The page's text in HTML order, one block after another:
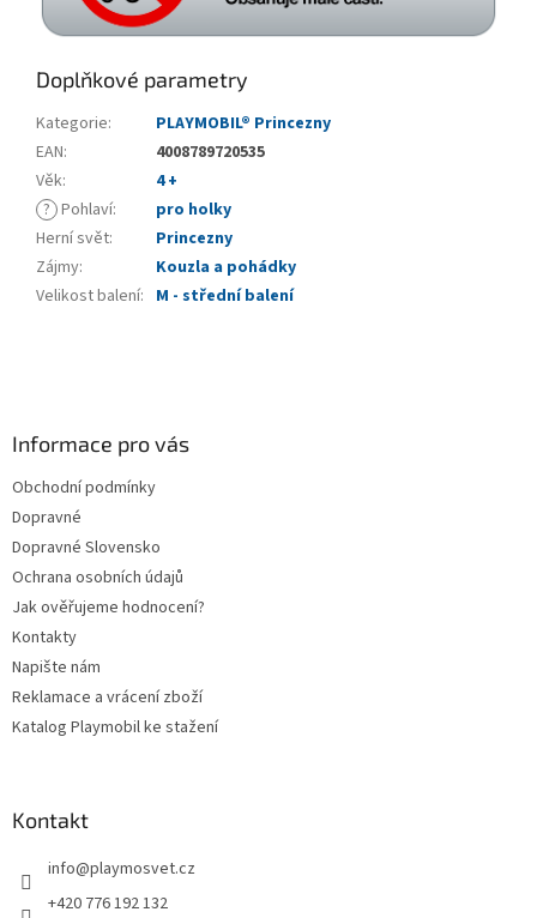
Doplňkové parametry
Kategorie:
PLAYMOBIL® Princezny
EAN:
4008789720535
Věk:
4 +
? Pohlaví:
pro holky
Herní svět:
Princezny
Zájmy:
Kouzla a pohádky
Velikost balení: M - střední balení
Informace pro vás
Obchodní podmínky
Dopravné
Dopravné Slovensko
Ochrana osobních údajů
Jak ověřujeme hodnocení?
Kontakty
Napište nám
Reklamace a vrácení zboží
Katalog Playmobil ke stažení
Kontakt
info@playmosvet.cz
+420 776 192 132